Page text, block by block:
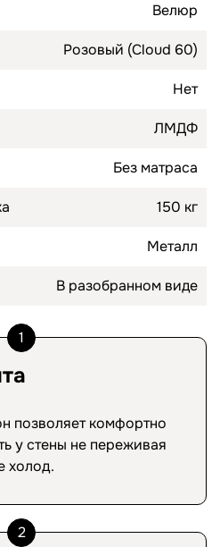
Велюр
Розовый (Cloud 60)
Нет
ЛМДФ
Без матраса
150 кг
Металл
В разобранном виде
1
позволяет комфортно
у стены не переживая
холод.
2